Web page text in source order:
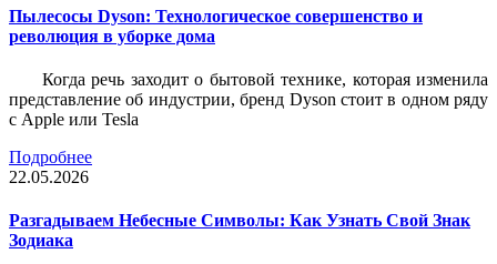
Пылесосы Dyson: Технологическое совершенство и
революция в уборке дома
Когда речь заходит о бытовой технике, которая изменила
представление об индустрии, бренд Dyson стоит в одном ряду
с Apple или Tesla
Подробнее
22.05.2026
Разгадываем Небесные Символы: Как Узнать Свой Знак
Зодиака